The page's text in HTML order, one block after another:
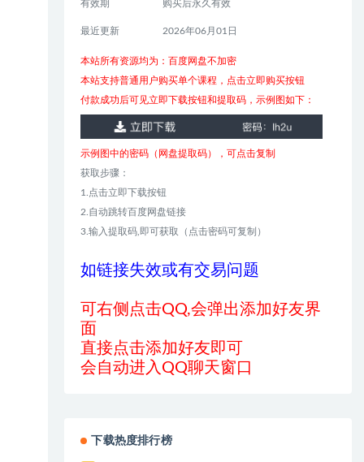
有效期 购买后永久有效
最近更新 2026年06月01日
本站所有资源均为：百度网盘不加密
本站支持普通用户购买单个课程，点击立即购买按钮
付款成功后可见立即下载按钮和提取码，示例图如下：
示例图中的密码（网盘提取码），可点击复制
获取步骤：
1.点击立即下载按钮
2.自动跳转百度网盘链接
3.输入提取码,即可获取（点击密码可复制）
如链接失效或有交易问题
可右侧点击QQ,会弹出添加好友界
面
直接点击添加好友即可
会自动进入QQ聊天窗口
下载热度排行榜